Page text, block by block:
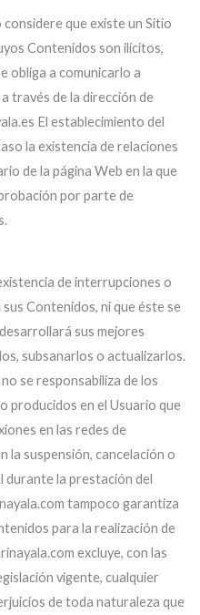
considere que existe un Sitio
Contenidos son ilícitos,
obliga a comunicarlo a
través de la dirección de
El establecimiento del
la existencia de relaciones
de la página Web en la que
por parte de
de interrupciones o
Contenidos, ni que éste se
sus mejores
subsanarlos o actualizarlos.
se responsabiliza de los
producidos en el Usuario que
en las redes de
la suspensión, cancelación o
la prestación del
tampoco garantiza
para la realización de
excluye, con las
vigente, cualquier
de toda naturaleza que